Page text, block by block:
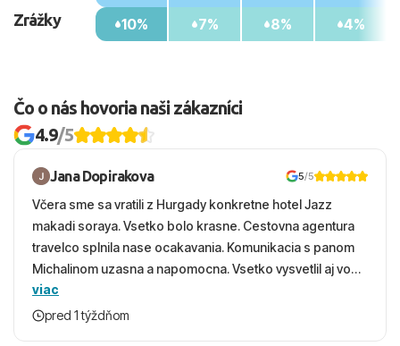
Zrážky
10%
7%
8%
4%
Čo o nás hovoria naši zákazníci
4.9/5
Jana Dopirakova 5/5
Včera sme sa vratili z Hurgady konkretne hotel Jazz
makadi soraya. Vsetko bolo krasne. Cestovna agentura
travelco splnila nase ocakavania. Komunikacia s panom
Michalinom uzasna a napomocna. Vsetko vysvetlil aj vo
vecernych hodinach zaco sa ospravedlnujem. Hotel
krasny, cisty. Sluzby top. Strava, prostredie, more,
viac
pred 1 týždňom